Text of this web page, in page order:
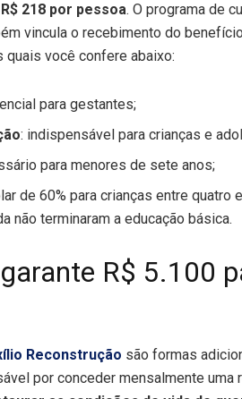
218 por pessoa. O programa de
vincula o recebimento do
quais você confere abaixo:
para gestantes;
: indispensável para crianças e
para menores de sete anos;
de 60% para crianças entre quatro
não terminaram a educação básica.
R$ 5.100
Reconstrução são formas
por conceder mensalmente uma